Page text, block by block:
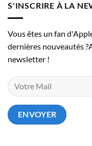
S'INSCRIRE À LA
Vous êtes un fan
dernières nouveautés
newsletter !